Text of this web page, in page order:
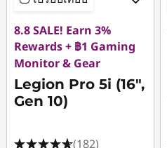
8.8 SALE! Earn 3%
Rewards + ฿1 Gaming
Monitor & Gear
Legion Pro 5i (16",
Gen 10)
(182)